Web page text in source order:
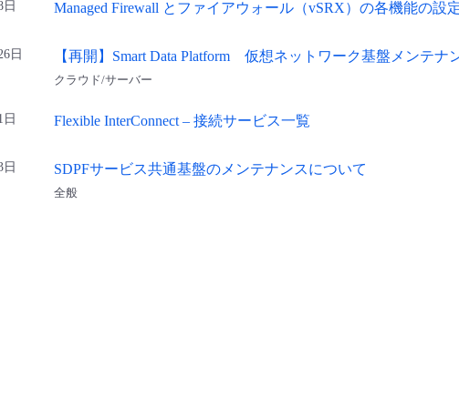
Managed Firewall とファイアウォール（vSRX）の各機能の設
日 【再開】Smart Data Platform 仮想ネットワーク基盤メンテナ
クラウド/サーバー
Flexible InterConnect – 接続サービス一覧
SDPFサービス共通基盤のメンテナンスについて
全般